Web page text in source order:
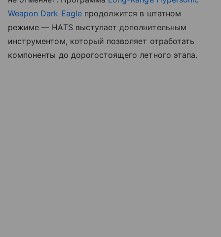
Weapon Dark Eagleпродолжится в штатном
режиме — HATS выступает дополнительным
инструментом, который позволяет отработать
компоненты до дорогостоящего летного этапа.